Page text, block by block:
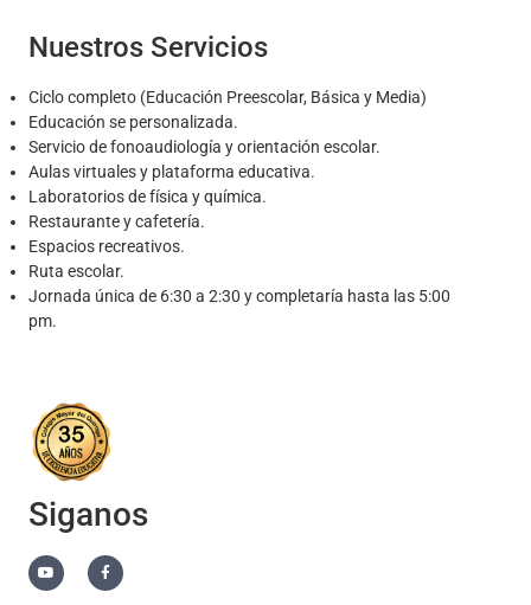
Nuestros Servicios
Ciclo completo (Educación Preescolar, Básica y Media)
Educación se personalizada.
Servicio de fonoaudiología y orientación escolar.
Aulas virtuales y plataforma educativa.
Laboratorios de física y química.
Restaurante y cafetería.
Espacios recreativos.
Ruta escolar.
Jornada única de 6:30 a 2:30 y completaría hasta las 5:00
pm.
Siganos